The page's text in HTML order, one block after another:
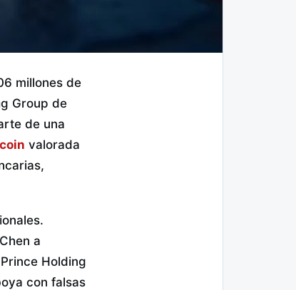
millones de
Group de
de una
valorada
a
Holding
con falsas